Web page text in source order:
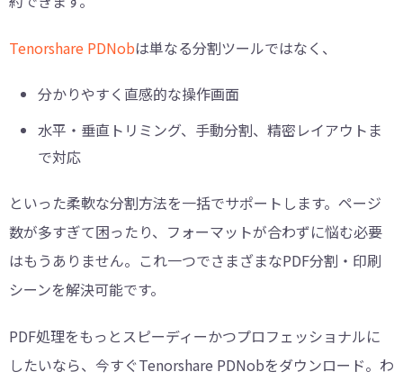
Tenorshare PDNobは単なる分割ツールではなく、
分かりやすく直感的な操作画面
水平・垂直トリミング、手動分割、精密レイアウトま
で対応
といった柔軟な分割方法を一括でサポートします。ページ
数が多すぎて困ったり、フォーマットが合わずに悩む必要
はもうありません。これ一つでさまざまなPDF分割・印刷
シーンを解決可能です。
PDF処理をもっとスピーディーかつプロフェッショナルに
したいなら、今すぐTenorshare PDNobをダウンロード。わ